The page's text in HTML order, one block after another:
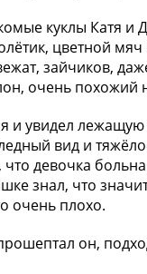
куклы Катя и
цветной
зайчиков,
очень похожий
и увидел лежащую
вид и
девочка
знал, что
очень плохо.
он,